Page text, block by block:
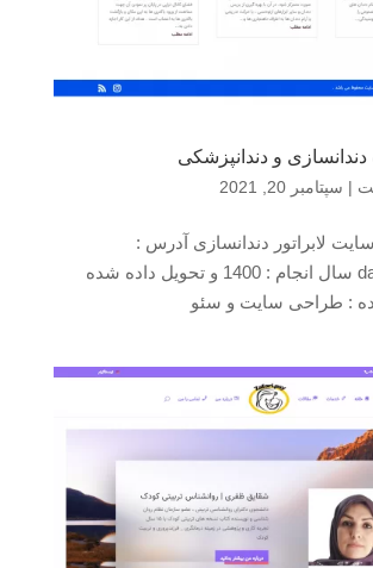
و دندانپزشکی
| سپتامبر 20, 2021
لابراتور دندانسازی آدرس :
dandansazi24.ir سال انجام : 1400 و تحویل داده شده
: طراحی سایت و سئو